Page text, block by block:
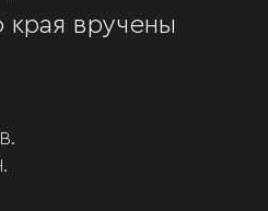
края вручены